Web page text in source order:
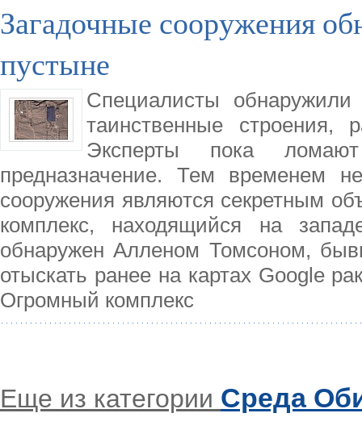
Загадочные сооружения
пустыне
Специалисты
таинственные строения,
Эксперты пока
предназначение. Тем временем
сооружения являются секретным
комплекс, находящийся на
обнаружен Алленом Томсоном,
отыскать ранее на картах Google
Огромный комплекс
Еще из категории Среда